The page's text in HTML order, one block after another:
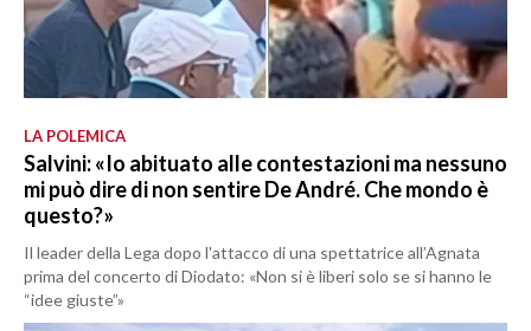
LA POLEMICA
Salvini: «Io abituato alle contestazioni ma nessuno
mi può dire di non sentire De André. Che mondo è
questo?»
Il leader della Lega dopo l'attacco di una spettatrice all’Agnata
prima del concerto di Diodato: «Non si è liberi solo se si hanno le
“idee giuste”»